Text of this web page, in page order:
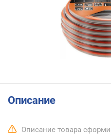
Описание
Описание товара